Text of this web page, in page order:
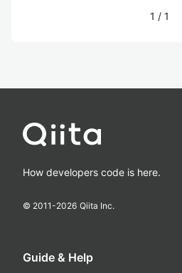
1 / 1
How developers code is here.
© 2011-2026 Qiita Inc.
Guide & Help